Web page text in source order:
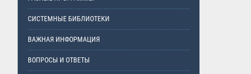
СИСТЕМНЫЕ БИБЛИОТЕКИ
ВАЖНАЯ ИНФОРМАЦИЯ
ВОПРОСЫ И ОТВЕТЫ